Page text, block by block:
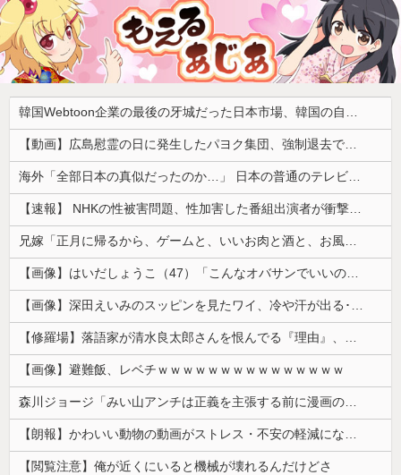
韓国Webtoon企業の最後の牙城だった日本市場、韓国の自慢の種だった某アプリが遂に……
【動画】広島慰霊の日に発生したパヨク集団、強制退去で機動隊により無事排除される
海外「全部日本の真似だったのか…」 日本の普通のテレビ番組が最新SNSの数十年先を行っていたと話題に
【速報】 NHKの性被害問題、性加害した番組出演者が衝撃告白！
兄嫁「正月に帰るから、ゲームと、いいお肉と酒と、お風呂グッズの準備しとけよ」寝起きの私「知るかボケ」兄嫁「キィィィィー！！！！」私「あ…」
【画像】はいだしょうこ（47）「こんなオバサンでいいの…？」
【画像】深田えいみのスッピンを見たワイ、冷や汗が出る････････！
【修羅場】落語家が清水良太郎さんを恨んでる『理由』、ガチでヤバイ・・・・・
【画像】避難飯、レベチｗｗｗｗｗｗｗｗｗｗｗｗｗｗｗ
森川ジョージ「みい山アンチは正義を主張する前に漫画の無断転載をやめろよ」←これwwww
【朗報】かわいい動物の動画がストレス・不安の軽減になる可能性。英大学の研究で実証
【閲覧注意】俺が近くにいると機械が壊れるんだけどさ